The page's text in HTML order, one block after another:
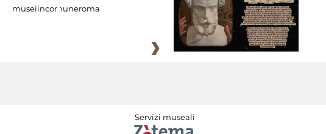
museiincomuneroma
Servizi museali